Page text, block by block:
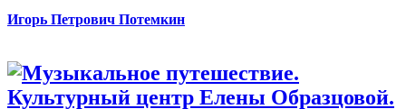
Игорь Петрович Потемкин